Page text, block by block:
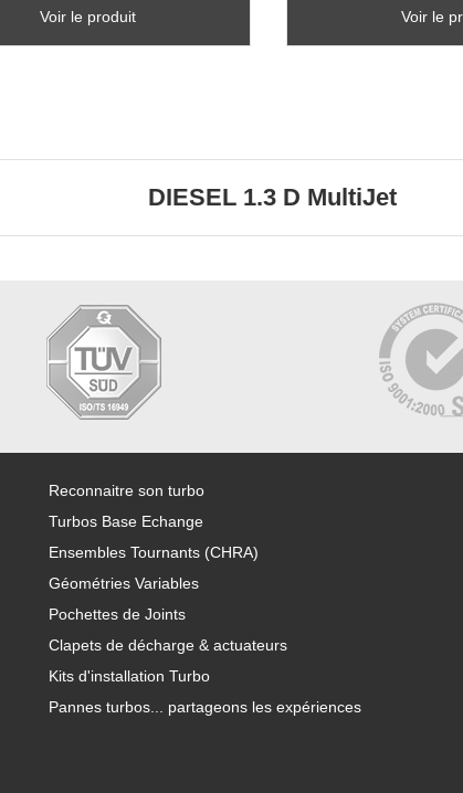
Voir le produit
Voir le
DIESEL 1.3 D MultiJet
Reconnaitre son turbo
Turbos Base Echange
Ensembles Tournants (CHRA)
Géométries Variables
Pochettes de Joints
Clapets de décharge & actuateurs
Kits d'installation Turbo
Pannes turbos... partageons les expériences